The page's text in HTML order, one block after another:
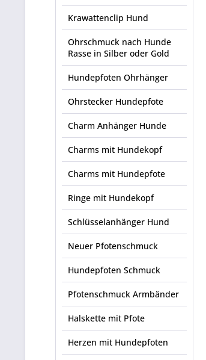
Krawattenclip Hund
Ohrschmuck nach Hunde
Rasse in Silber oder Gold
Hundepfoten Ohrhänger
Ohrstecker Hundepfote
Charm Anhänger Hunde
Charms mit Hundekopf
Charms mit Hundepfote
Ringe mit Hundekopf
Schlüsselanhänger Hund
Neuer Pfotenschmuck
Hundepfoten Schmuck
Pfotenschmuck Armbänder
Halskette mit Pfote
Herzen mit Hundepfoten